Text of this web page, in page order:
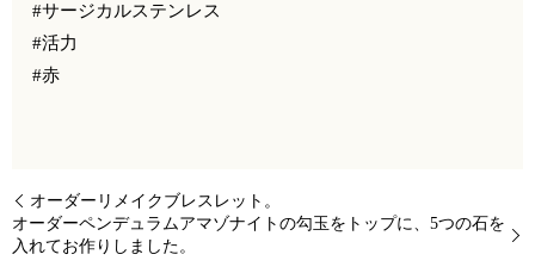
#サージカルステンレス
#活力
#赤
オーダーリメイクブレスレット。
オーダーペンデュラムアマゾナイトの勾玉をトップに、5つの石を
入れてお作りしました。